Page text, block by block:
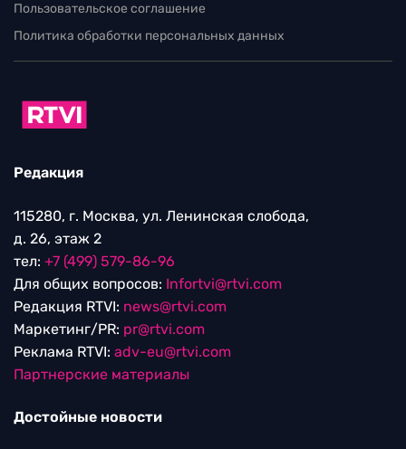
Пользовательское соглашение
Политика обработки персональных данных
Редакция
115280, г. Москва, ул. Ленинская слобода,
д. 26, этаж 2
тел: +7 (499) 579-86-96
Для общих вопросов: Infortvi@rtvi.com
Редакция RTVI: news@rtvi.com
Маркетинг/PR: pr@rtvi.com
Реклама RTVI: adv-eu@rtvi.com
Партнерские материалы
Достойные новости